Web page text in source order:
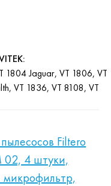
1804 Jaguar, VT 1806, VT
VT 1836, VT 8108, VT
Filtero
02, 4 штуки,